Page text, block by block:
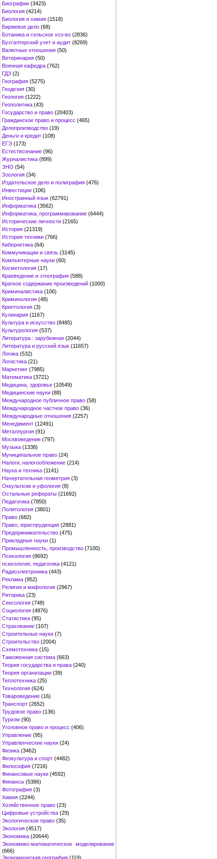
Биографии (3423)
Биология (4214)
Биология и химия (1518)
Биржевое дело (68)
Ботаника и сельское хоз-во (2836)
Бухгалтерский учет и аудит (8269)
Валютные отношения (50)
Ветеринария (50)
Военная кафедра (762)
ГДЗ (2)
География (5275)
Геодезия (30)
Геология (1222)
Геополитика (43)
Государство и право (20403)
Гражданское право и процесс (465)
Делопроизводство (19)
Деньги и кредит (108)
ЕГЭ (173)
Естествознание (96)
Журналистика (899)
ЗНО (54)
Зоология (34)
Издательское дело и полиграфия (476)
Инвестиции (106)
Иностранный язык (62791)
Информатика (3562)
Информатика, программирование (6444)
Исторические личности (2165)
История (21319)
История техники (766)
Кибернетика (64)
Коммуникации и связь (3145)
Компьютерные науки (60)
Косметология (17)
Краеведение и этнография (588)
Краткое содержание произведений (1000)
Криминалистика (106)
Криминология (48)
Криптология (3)
Кулинария (1167)
Культура и искусство (8485)
Культурология (537)
Литература : зарубежная (2044)
Литература и русский язык (11657)
Логика (532)
Логистика (21)
Маркетинг (7985)
Математика (3721)
Медицина, здоровье (10549)
Медицинские науки (88)
Международное публичное право (58)
Международное частное право (36)
Международные отношения (2257)
Менеджмент (12491)
Металлургия (91)
Москвоведение (797)
Музыка (1338)
Муниципальное право (24)
Налоги, налогообложение (214)
Наука и техника (1141)
Начертательная геометрия (3)
Оккультизм и уфология (8)
Остальные рефераты (21692)
Педагогика (7850)
Политология (3801)
Право (682)
Право, юриспруденция (2881)
Предпринимательство (475)
Прикладные науки (1)
Промышленность, производство (7100)
Психология (8692)
психология, педагогика (4121)
Радиоэлектроника (443)
Реклама (952)
Религия и мифология (2967)
Риторика (23)
Сексология (748)
Социология (4876)
Статистика (95)
Страхование (107)
Строительные науки (7)
Строительство (2004)
Схемотехника (15)
Таможенная система (663)
Теория государства и права (240)
Теория организации (39)
Теплотехника (25)
Технология (624)
Товароведение (16)
Транспорт (2652)
Трудовое право (136)
Туризм (90)
Уголовное право и процесс (406)
Управление (95)
Управленческие науки (24)
Физика (3462)
Физкультура и спорт (4482)
Философия (7216)
Финансовые науки (4592)
Финансы (5386)
Фотография (3)
Химия (2244)
Хозяйственное право (23)
Цифровые устройства (29)
Экологическое право (35)
Экология (4517)
Экономика (20644)
Экономико-математическое моделирование
(666)
Экономическая география (119)